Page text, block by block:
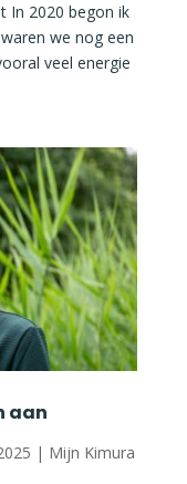
In 2020 begon ik
we nog een
veel energie
aan
| Mijn Kimura